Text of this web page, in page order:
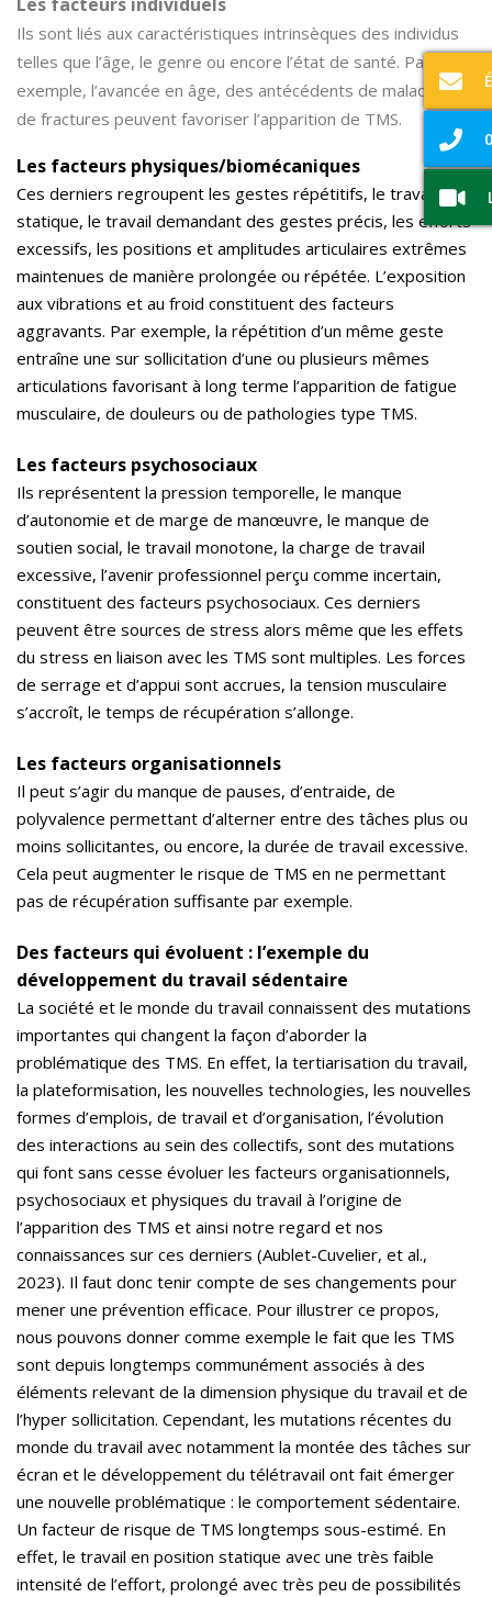
Les facteurs individuels
Ils sont liés aux caractéristiques intrinsèques des individus
telles que l’âge, le genre ou encore l’état de santé. Par
exemple, l’avancée en âge, des antécédents de maladies ou
de fractures peuvent favoriser l’apparition de TMS.
Les facteurs physiques/biomécaniques
Ces derniers regroupent les gestes répétitifs, le travail
statique, le travail demandant des gestes précis, les efforts
excessifs, les positions et amplitudes articulaires extrêmes
maintenues de manière prolongée ou répétée. L’exposition
aux vibrations et au froid constituent des facteurs
aggravants. Par exemple, la répétition d’un même geste
entraîne une sur sollicitation d’une ou plusieurs mêmes
articulations favorisant à long terme l’apparition de fatigue
musculaire, de douleurs ou de pathologies type TMS.
Les facteurs psychosociaux
Ils représentent la pression temporelle, le manque
d’autonomie et de marge de manœuvre, le manque de
soutien social, le travail monotone, la charge de travail
excessive, l’avenir professionnel perçu comme incertain,
constituent des facteurs psychosociaux. Ces derniers
peuvent être sources de stress alors même que les effets
du stress en liaison avec les TMS sont multiples. Les forces
de serrage et d’appui sont accrues, la tension musculaire
s’accroît, le temps de récupération s’allonge.
Les facteurs organisationnels
Il peut s’agir du manque de pauses, d’entraide, de
polyvalence permettant d’alterner entre des tâches plus ou
moins sollicitantes, ou encore, la durée de travail excessive.
Cela peut augmenter le risque de TMS en ne permettant
pas de récupération suffisante par exemple.
Des facteurs qui évoluent : l’exemple du
développement du travail sédentaire
La société et le monde du travail connaissent des mutations
importantes qui changent la façon d’aborder la
problématique des TMS. En effet, la tertiarisation du travail,
la plateformisation, les nouvelles technologies, les nouvelles
formes d’emplois, de travail et d’organisation, l’évolution
des interactions au sein des collectifs, sont des mutations
qui font sans cesse évoluer les facteurs organisationnels,
psychosociaux et physiques du travail à l’origine de
l’apparition des TMS et ainsi notre regard et nos
connaissances sur ces derniers (Aublet-Cuvelier, et al.,
2023). Il faut donc tenir compte de ses changements pour
mener une prévention efficace. Pour illustrer ce propos,
nous pouvons donner comme exemple le fait que les TMS
sont depuis longtemps communément associés à des
éléments relevant de la dimension physique du travail et de
l’hyper sollicitation. Cependant, les mutations récentes du
monde du travail avec notamment la montée des tâches sur
écran et le développement du télétravail ont fait émerger
une nouvelle problématique : le comportement sédentaire.
Un facteur de risque de TMS longtemps sous-estimé. En
effet, le travail en position statique avec une très faible
intensité de l’effort, prolongé avec très peu de possibilités